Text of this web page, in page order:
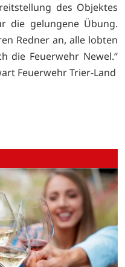
des Objektes
die gelungene Übung.
Redner an, alle lobten
die Feuerwehr Newel.“
Feuerwehr Trier-Land